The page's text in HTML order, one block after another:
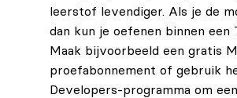
leerstof levendiger. Als je de
dan kun je oefenen binnen een
Maak bijvoorbeeld een gratis
proefabonnement of gebruik
Developers-programma om